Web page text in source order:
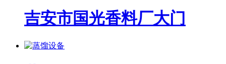
吉安市国光香料厂大门